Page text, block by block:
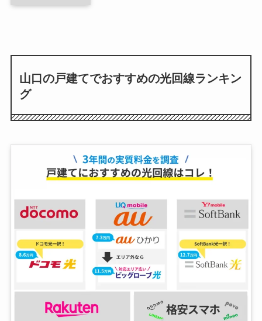
山口の戸建てでおすすめの光回線ランキン
グ